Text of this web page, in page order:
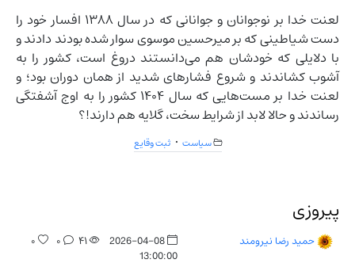
لعنت خدا بر نوجوانان و جوانانی که در سال ۱۳۸۸ افسار خود را
دست شیاطینی که بر میرحسین موسوی سوار شده بودند دادند و
با دلایلی که خودشان هم می‌دانستند دروغ است، کشور را به
آشوب کشاندند و شروع فشارهای شدید از همان دوران بود؛ و
لعنت خدا بر مست‌هایی که سال ۱۴۰۴ کشور را به اوج آشفتگی
رساندند و حالا لابد از شرایط سخت، گلایه هم دارند!؟
سیاست ثبت وقایع
پیروزی
حمید رضا نیرومند
2026-04-08
13:00:00
۴۱ ۰ ۰